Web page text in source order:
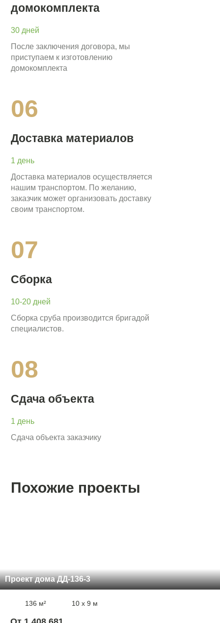
домокомплекта
30 дней
После заключения договора, мы
приступаем к изготовлению
домокомплекта
06
Доставка материалов
1 день
Доставка материалов осуществляется
нашим транспортом. По желанию,
заказчик может организовать доставку
своим транспортом.
07
Сборка
10-20 дней
Сборка сруба производится бригадой
специалистов.
08
Сдача объекта
1 день
Сдача объекта заказчику
Похожие проекты
Проект дома ДД-136-3
136 м² 10 x 9 м